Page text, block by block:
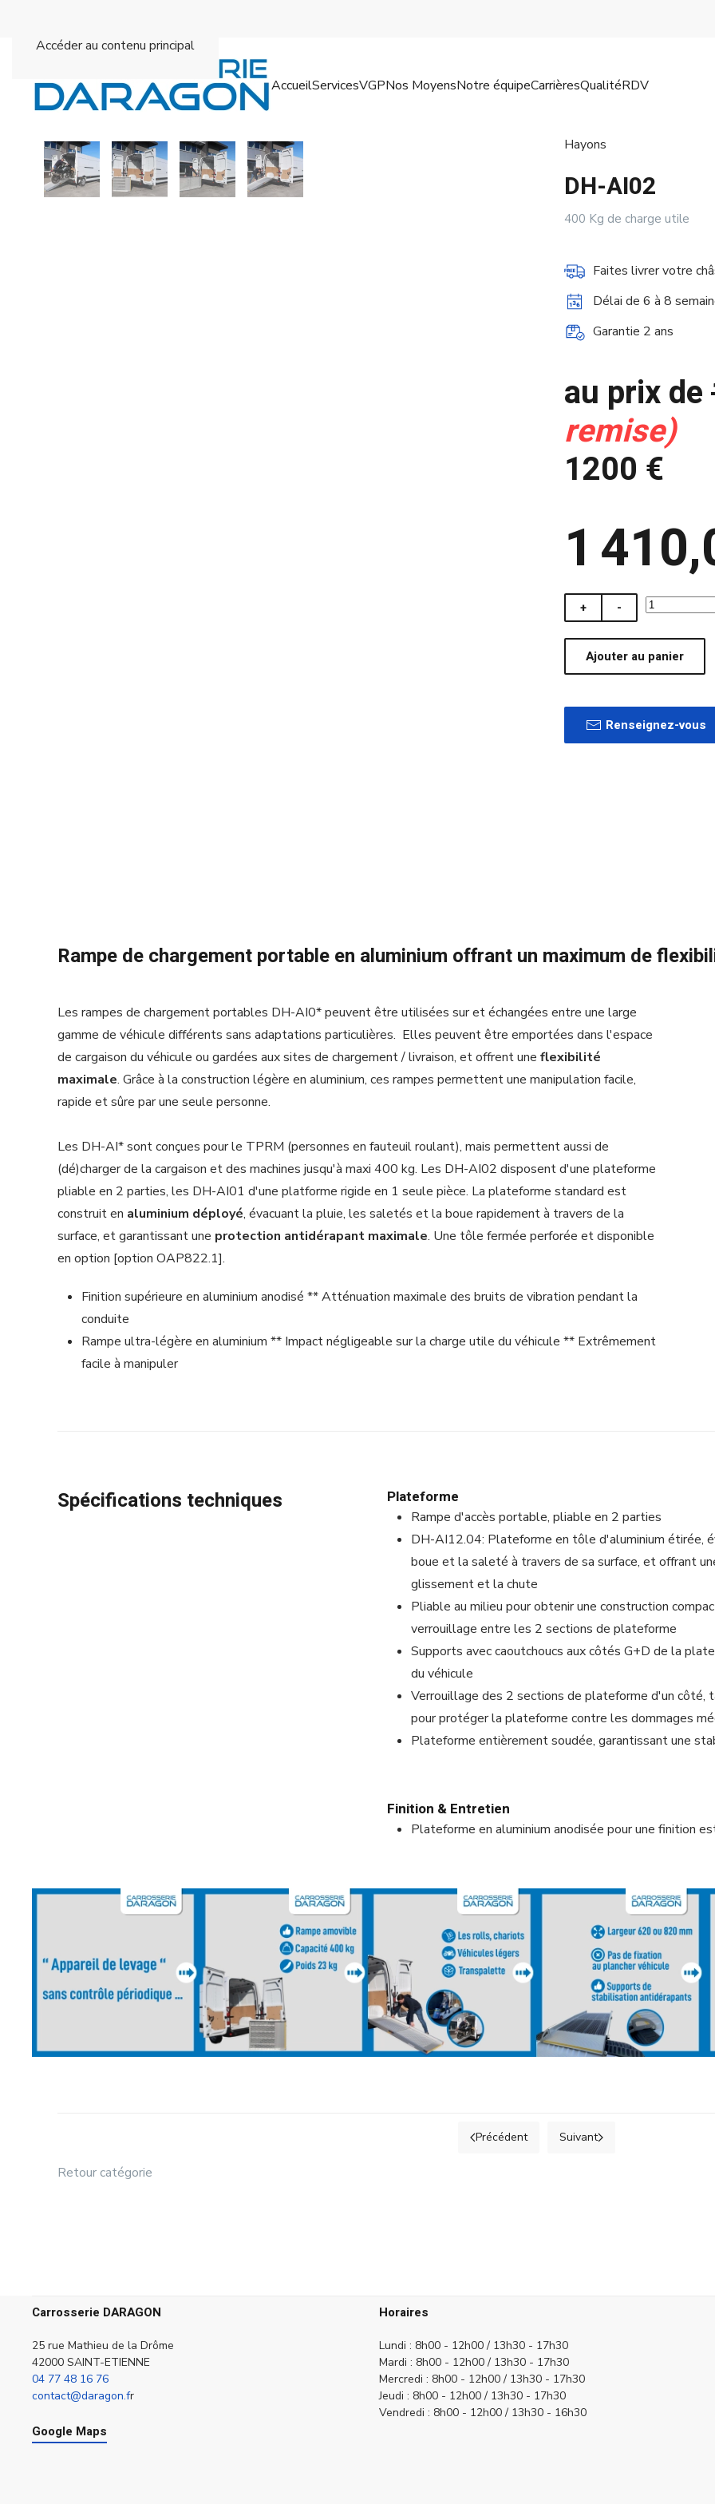
Accéder au contenu principal
AccueilServicesVGPNos MoyensNotre équipeCarrièresQualitéRDV
Hayons
DH-AI02
400 Kg de charge utile
Faites livrer votre
Délai de 6 à 8
Garantie 2 ans
au prix de
remise)
1200 €
1
+ -
Ajouter au panier
Renseignez-vous
Rampe de chargement portable en aluminium offrant un maximum de
Les rampes de chargement portables DH-AI0* peuvent être utilisées sur et échangées entre une large
gamme de véhicule différents sans adaptations particulières. Elles peuvent être emportées dans l'espace
de cargaison du véhicule ou gardées aux sites de chargement / livraison, et offrent une flexibilité
maximale. Grâce à la construction légère en aluminium, ces rampes permettent une manipulation facile,
rapide et sûre par une seule personne.
Les DH-AI* sont conçues pour le TPRM (personnes en fauteuil roulant), mais permettent aussi de
(dé)charger de la cargaison et des machines jusqu'à maxi 400 kg. Les DH-AI02 disposent d'une plateforme
pliable en 2 parties, les DH-AI01 d'une platforme rigide en 1 seule pièce. La plateforme standard est
construit en aluminium déployé, évacuant la pluie, les saletés et la boue rapidement à travers de la
surface, et garantissant une protection antidérapant maximale. Une tôle fermée perforée et disponible
en option [option OAP822.1].
Finition supérieure en aluminium anodisé ** Atténuation maximale des bruits de vibration pendant la
conduite
Rampe ultra-légère en aluminium ** Impact négligeable sur la charge utile du véhicule ** Extrêmement
facile à manipuler
Spécifications techniques Plateforme
Rampe d'accès portable, pliable en 2 parties
DH-AI12.04: Plateforme en tôle d'aluminium étirée,
boue et la saleté à travers de sa surface, et offrant
glissement et la chute
Pliable au milieu pour obtenir une construction
verrouillage entre les 2 sections de plateforme
Supports avec caoutchoucs aux côtés G+D de la
du véhicule
Verrouillage des 2 sections de plateforme d'un côté,
pour protéger la plateforme contre les dommages
Plateforme entièrement soudée, garantissant une
Finition & Entretien
Plateforme en aluminium anodisée pour une finition
Précédent Suivant
Retour catégorie
Carrosserie DARAGON
25 rue Mathieu de la Drôme
42000 SAINT-ETIENNE
04 77 48 16 76
contact@daragon.fr
Google Maps
Horaires
Lundi : 8h00 - 12h00 / 13h30 - 17h30
Mardi : 8h00 - 12h00 / 13h30 - 17h30
Mercredi : 8h00 - 12h00 / 13h30 - 17h30
Jeudi : 8h00 - 12h00 / 13h30 - 17h30
Vendredi : 8h00 - 12h00 / 13h30 - 16h30